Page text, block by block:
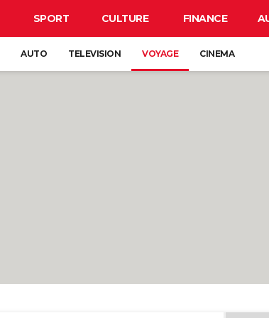
SPORT CULTURE FINANCE
AUTO TELEVISION VOYAGE CINEMA